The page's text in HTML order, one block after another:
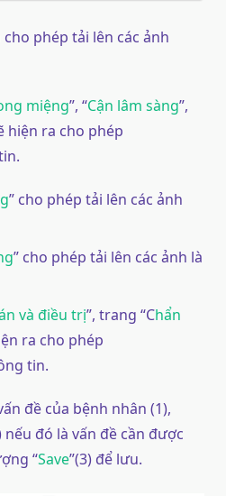
phép tải lên các ảnh
miệng”, “Cận lâm sàng”,
hiện ra cho phép
” cho phép tải lên các ảnh
” cho phép tải lên các ảnh là
và điều trị”, trang “Chẩn
ra cho phép
tin.
đề của bệnh nhân (1),
nếu đó là vấn đề cần được
“Save”(3) để lưu.